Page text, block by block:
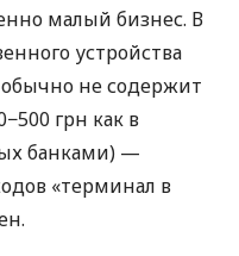
малый бизнес. В
устройства
обычно не содержит
грн как в
банками) —
«терминал в